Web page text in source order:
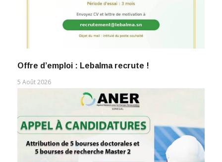
Offre d’emploi : Lebalma recrute !
5 Août 2026